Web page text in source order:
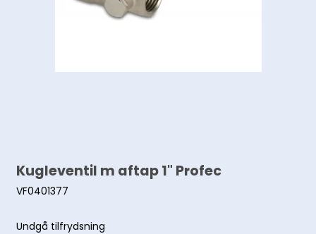
Kugleventil m aftap 1" Profec
VF0401377
Undgå tilfrydsning